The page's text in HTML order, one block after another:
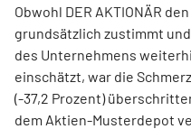
Obwohl DER AKTIONÄR
grundsätzlich zustimmt
des Unternehmens
einschätzt, war die
(-37,2 Prozent)
dem Aktien-Musterdepot